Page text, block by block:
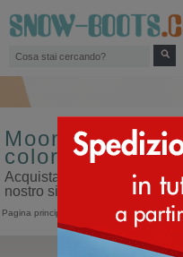
Moon boot da
colore rosa
Acquista moon boot da
nostro sito dedicato ai
Pagina principale >Moon Boot